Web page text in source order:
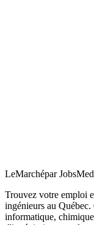
LeMarchépar
Trouvez votre emploi
ingénieurs au
informatique,